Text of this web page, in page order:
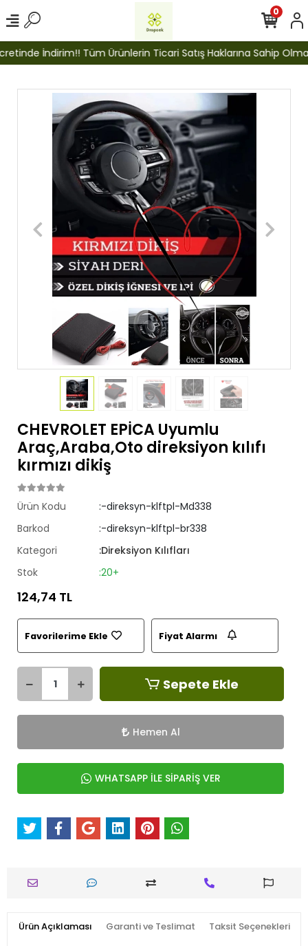
İndirim!! Tüm Ürünlerin Ticari Satış Haklarına Sahip
0
CHEVROLET EPİCA Uyumlu
Araç,Araba,Oto direksiyon kılıfı
kırmızı dikiş
Ürün Kodu
:-direksyn-klftpl-Md338
Barkod
:-direksyn-klftpl-br338
Kategori
:Direksiyon Kılıfları
Stok
:20+
124,74 TL
Favorilerime Ekle Fiyat Alarmı
Sepete Ekle
Hemen Al
WHATSAPP İLE SİPARİŞ VER
Ürün Açıklaması Garanti ve Teslimat Taksit Seçenekleri